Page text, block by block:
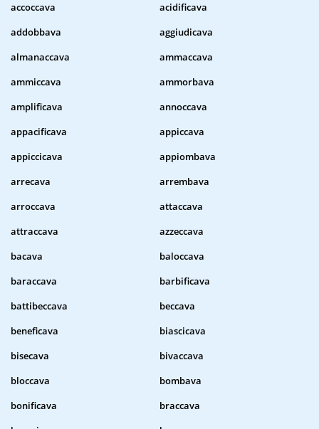
accoccava
acidificava
addobbava
aggiudicava
almanaccava
ammaccava
ammiccava
ammorbava
amplificava
annoccava
appacificava
appiccava
appiccicava
appiombava
arrecava
arrembava
arroccava
attaccava
attraccava
azzeccava
bacava
baloccava
baraccava
barbificava
battibeccava
beccava
beneficava
biascicava
bisecava
bivaccava
bloccava
bombava
bonificava
braccava